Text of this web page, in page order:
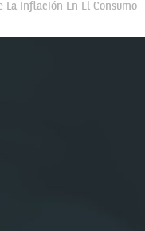
La Inflación En El Consumo